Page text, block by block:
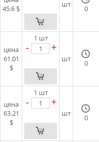
45.6 $
шт 0
цена
61.01
$
1 шт
- +
шт 0
цена
63.21
$
1 шт
- +
шт 0